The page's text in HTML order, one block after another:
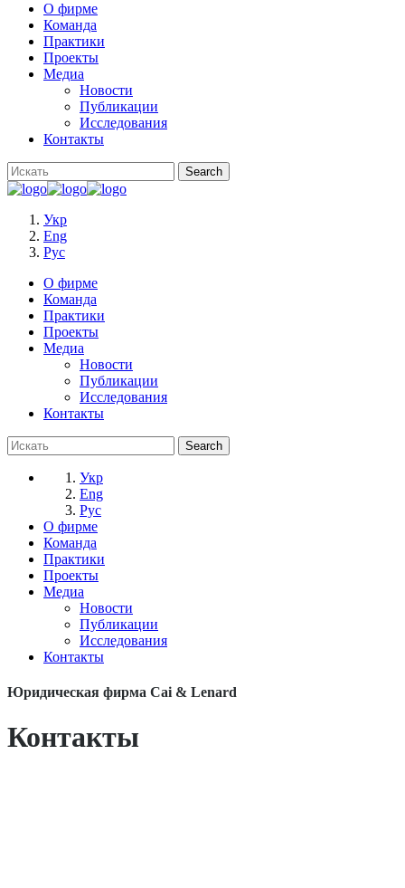
О фирме
Команда
Практики
Проекты
Медиа
Новости
Публикации
Исследования
Контакты
Укр
Eng
Рус
О фирме
Команда
Практики
Проекты
Медиа
Новости
Публикации
Исследования
Контакты
Укр
Eng
Рус
О фирме
Команда
Практики
Проекты
Медиа
Новости
Публикации
Исследования
Контакты
Юридическая фирма Cai & Lenard
Контакты